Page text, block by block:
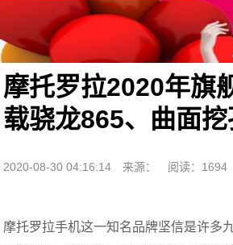
摩托罗拉2020年旗
载骁龙865、曲面
2020-08-30 04:16:14 来源： 阅读：1694
摩托罗拉手机这一知名品牌坚信是许多